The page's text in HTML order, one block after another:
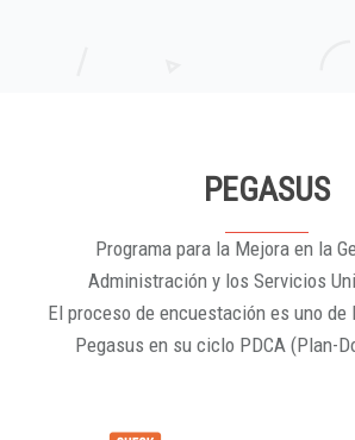
PEGASUS
Programa para la Mejora en la
Administración y los Servicios
El proceso de encuestación es uno de
Pegasus en su ciclo PDCA (Plan-